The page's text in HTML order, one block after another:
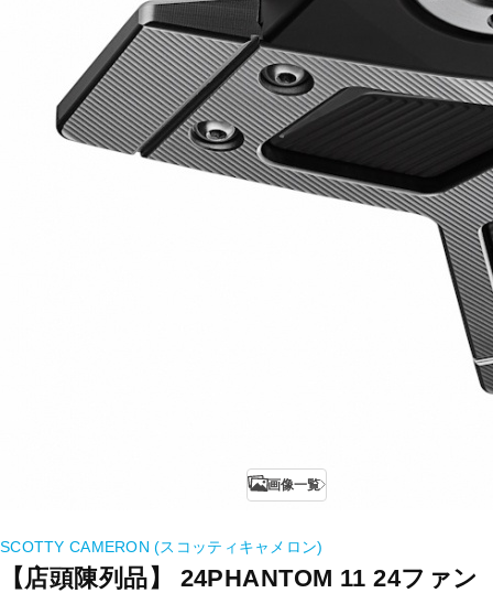
画像一覧
SCOTTY CAMERON (スコッティキャメロン)
【店頭陳列品】 24PHANTOM 11 24ファン